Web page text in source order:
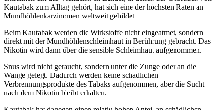
Kautabak zum Alltag gehört, hat sich eine der höchsten Raten an
Mundhöhlenkarzinomen weltweit gebildet.
Beim Kautabak werden die Wirkstoffe nicht eingeatmet, sondern
direkt mit der Mundhöhlenschleimhaut in Berührung gebracht. Das
Nikotin wird dann über die sensible Schleimhaut aufgenommen.
Snus wird nicht geraucht, sondern unter die Zunge oder an die
Wange gelegt. Dadurch werden keine schädlichen
Verbrennungsprodukte des Tabaks aufge­nommen, aber die Sucht
nach dem Nikotin bleibt erhalten.